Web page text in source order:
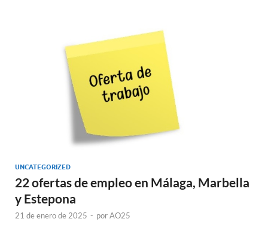
UNCATEGORIZED
22 ofertas de empleo en Málaga, Marbella
y Estepona
21 de enero de 2025 - porAO25